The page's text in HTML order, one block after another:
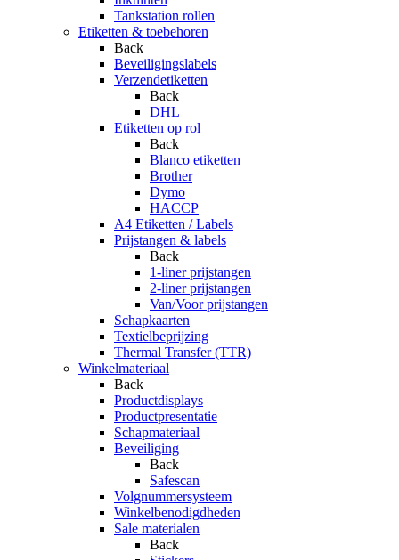
Tankstation rollen
Etiketten & toebehoren
Back
Beveiligingslabels
Verzendetiketten
Back
DHL
Etiketten op rol
Back
Blanco etiketten
Brother
Dymo
HACCP
A4 Etiketten / Labels
Prijstangen & labels
Back
1-liner prijstangen
2-liner prijstangen
Van/Voor prijstangen
Schapkaarten
Textielbeprijzing
Thermal Transfer (TTR)
Winkelmateriaal
Back
Productdisplays
Productpresentatie
Schapmateriaal
Beveiliging
Back
Safescan
Volgnummersysteem
Winkelbenodigdheden
Sale materialen
Back